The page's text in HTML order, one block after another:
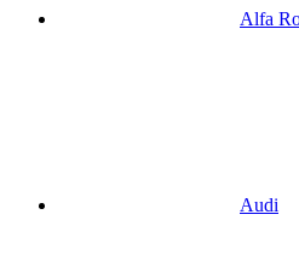
Alfa
Audi